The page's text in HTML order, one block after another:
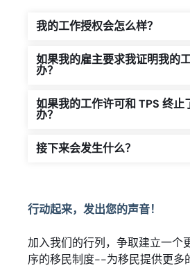
我的工作授权会怎么样？
如果我的雇主要求我证明我的
办？
如果我的工作许可和 TPS 终止
办？
接下来会发生什么？
行动起来，发出您的声音！
加入我们的行列，争取建立一个
序的移民制度--为移民提供更多